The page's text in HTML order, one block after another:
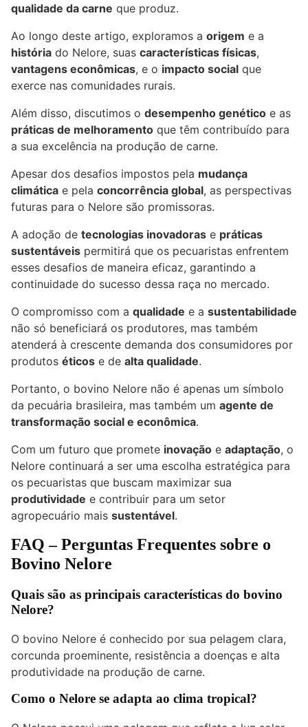
qualidade da carne que produz.
Ao longo deste artigo, exploramos a origem e a
história do Nelore, suas características físicas,
vantagens econômicas, e o impacto social que
exerce nas comunidades rurais.
Além disso, discutimos o desempenho genético e as
práticas de melhoramento que têm contribuído para
a sua excelência na produção de carne.
Apesar dos desafios impostos pela mudança
climática e pela concorrência global, as perspectivas
futuras para o Nelore são promissoras.
A adoção de tecnologias inovadoras e práticas
sustentáveis permitirá que os pecuaristas enfrentem
esses desafios de maneira eficaz, garantindo a
continuidade do sucesso dessa raça no mercado.
O compromisso com a qualidade e a sustentabilidade
não só beneficiará os produtores, mas também
atenderá à crescente demanda dos consumidores por
produtos éticos e de alta qualidade.
Portanto, o bovino Nelore não é apenas um símbolo
da pecuária brasileira, mas também um agente de
transformação social e econômica.
Com um futuro que promete inovação e adaptação, o
Nelore continuará a ser uma escolha estratégica para
os pecuaristas que buscam maximizar sua
produtividade e contribuir para um setor
agropecuário mais sustentável.
FAQ – Perguntas Frequentes sobre o
Bovino Nelore
Quais são as principais características do bovino
Nelore?
O bovino Nelore é conhecido por sua pelagem clara,
corcunda proeminente, resistência a doenças e alta
produtividade na produção de carne.
Como o Nelore se adapta ao clima tropical?